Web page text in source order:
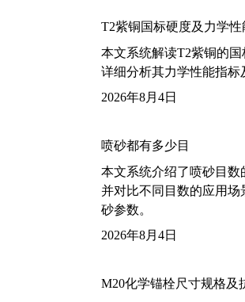
T2紫铜国标硬度及力学性
本文系统解读T2紫铜的国
详细分析其力学性能指标
2026年8月4日
喷砂都有多少目
本文系统介绍了喷砂目数
并对比不同目数的应用场
砂参数。
2026年8月4日
M20化学锚栓尺寸规格及